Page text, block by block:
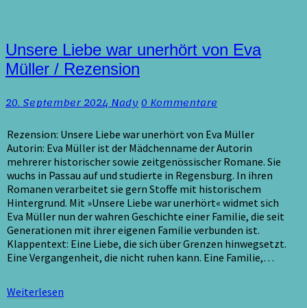
Unsere
Liebe
war
von
Müller
/
Rezension
Unsere Liebe war unerhört von Eva
Müller / Rezension
20. September 2024NadyKommentare
0 Kommentare
Rezension: Unsere Liebe war unerhört von Eva Müller
Autorin: Eva Müller ist der Mädchenname der Autorin
mehrerer historischer sowie zeitgenössischer Romane. Sie
wuchs in Passau auf und studierte in Regensburg. In ihren
Romanen verarbeitet sie gern Stoffe mit historischem
Hintergrund. Mit »Unsere Liebe war unerhört« widmet sich
Eva Müller nun der wahren Geschichte einer Familie, die seit
Generationen mit ihrer eigenen Familie verbunden ist.
Klappentext: Eine Liebe, die sich über Grenzen hinwegsetzt.
Eine Vergangenheit, die nicht ruhen kann. Eine Familie,…
Weiterlesen